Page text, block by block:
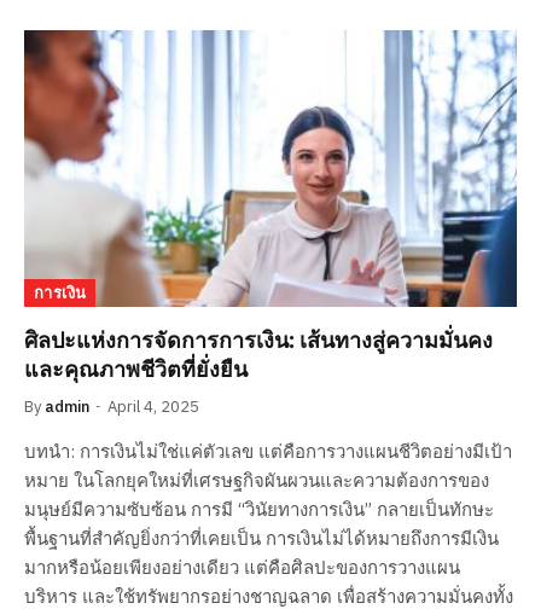
การเงิน
ศิลปะแห่งการจัดการการเงิน: เส้นทางสู่ความมั่นคง
และคุณภาพชีวิตที่ยั่งยืน
By admin April 4, 2025
บทนำ: การเงินไม่ใช่แค่ตัวเลข แต่คือการวางแผนชีวิตอย่างมีเป้า
หมาย ในโลกยุคใหม่ที่เศรษฐกิจผันผวนและความต้องการของ
มนุษย์มีความซับซ้อน การมี “วินัยทางการเงิน” กลายเป็นทักษะ
พื้นฐานที่สำคัญยิ่งกว่าที่เคยเป็น การเงินไม่ได้หมายถึงการมีเงิน
มากหรือน้อยเพียงอย่างเดียว แต่คือศิลปะของการวางแผน
บริหาร และใช้ทรัพยากรอย่างชาญฉลาด เพื่อสร้างความมั่นคงทั้ง